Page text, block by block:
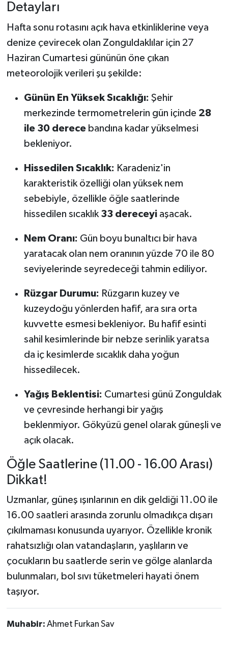
Detayları
Hafta sonu rotasını açık hava etkinliklerine veya
denize çevirecek olan Zonguldaklılar için 27
Haziran Cumartesi gününün öne çıkan
meteorolojik verileri şu şekilde:
Günün En Yüksek Sıcaklığı: Şehir
merkezinde termometrelerin gün içinde 28
ile 30 derecebandına kadar yükselmesi
bekleniyor.
Hissedilen Sıcaklık: Karadeniz'in
karakteristik özelliği olan yüksek nem
sebebiyle, özellikle öğle saatlerinde
hissedilen sıcaklık 33 dereceyiaşacak.
Nem Oranı: Gün boyu bunaltıcı bir hava
yaratacak olan nem oranının yüzde 70 ile 80
seviyelerinde seyredeceği tahmin ediliyor.
Rüzgar Durumu: Rüzgarın kuzey ve
kuzeydoğu yönlerden hafif, ara sıra orta
kuvvette esmesi bekleniyor. Bu hafif esinti
sahil kesimlerinde bir nebze serinlik yaratsa
da iç kesimlerde sıcaklık daha yoğun
hissedilecek.
Yağış Beklentisi: Cumartesi günü Zonguldak
ve çevresinde herhangi bir yağış
beklenmiyor. Gökyüzü genel olarak güneşli ve
açık olacak.
Öğle Saatlerine (11.00 - 16.00 Arası)
Dikkat!
Uzmanlar, güneş ışınlarının en dik geldiği 11.00 ile
16.00 saatleri arasında zorunlu olmadıkça dışarı
çıkılmaması konusunda uyarıyor. Özellikle kronik
rahatsızlığı olan vatandaşların, yaşlıların ve
çocukların bu saatlerde serin ve gölge alanlarda
bulunmaları, bol sıvı tüketmeleri hayati önem
taşıyor.
Muhabir: Ahmet Furkan Sav